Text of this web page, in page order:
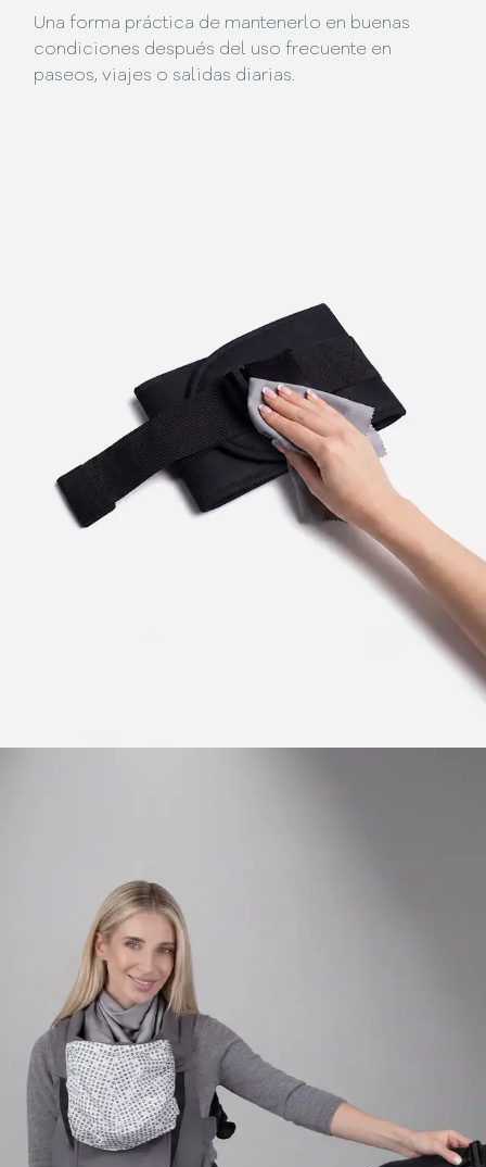
Una forma práctica de mantenerlo en buenas
condiciones después del uso frecuente en
paseos, viajes o salidas diarias.